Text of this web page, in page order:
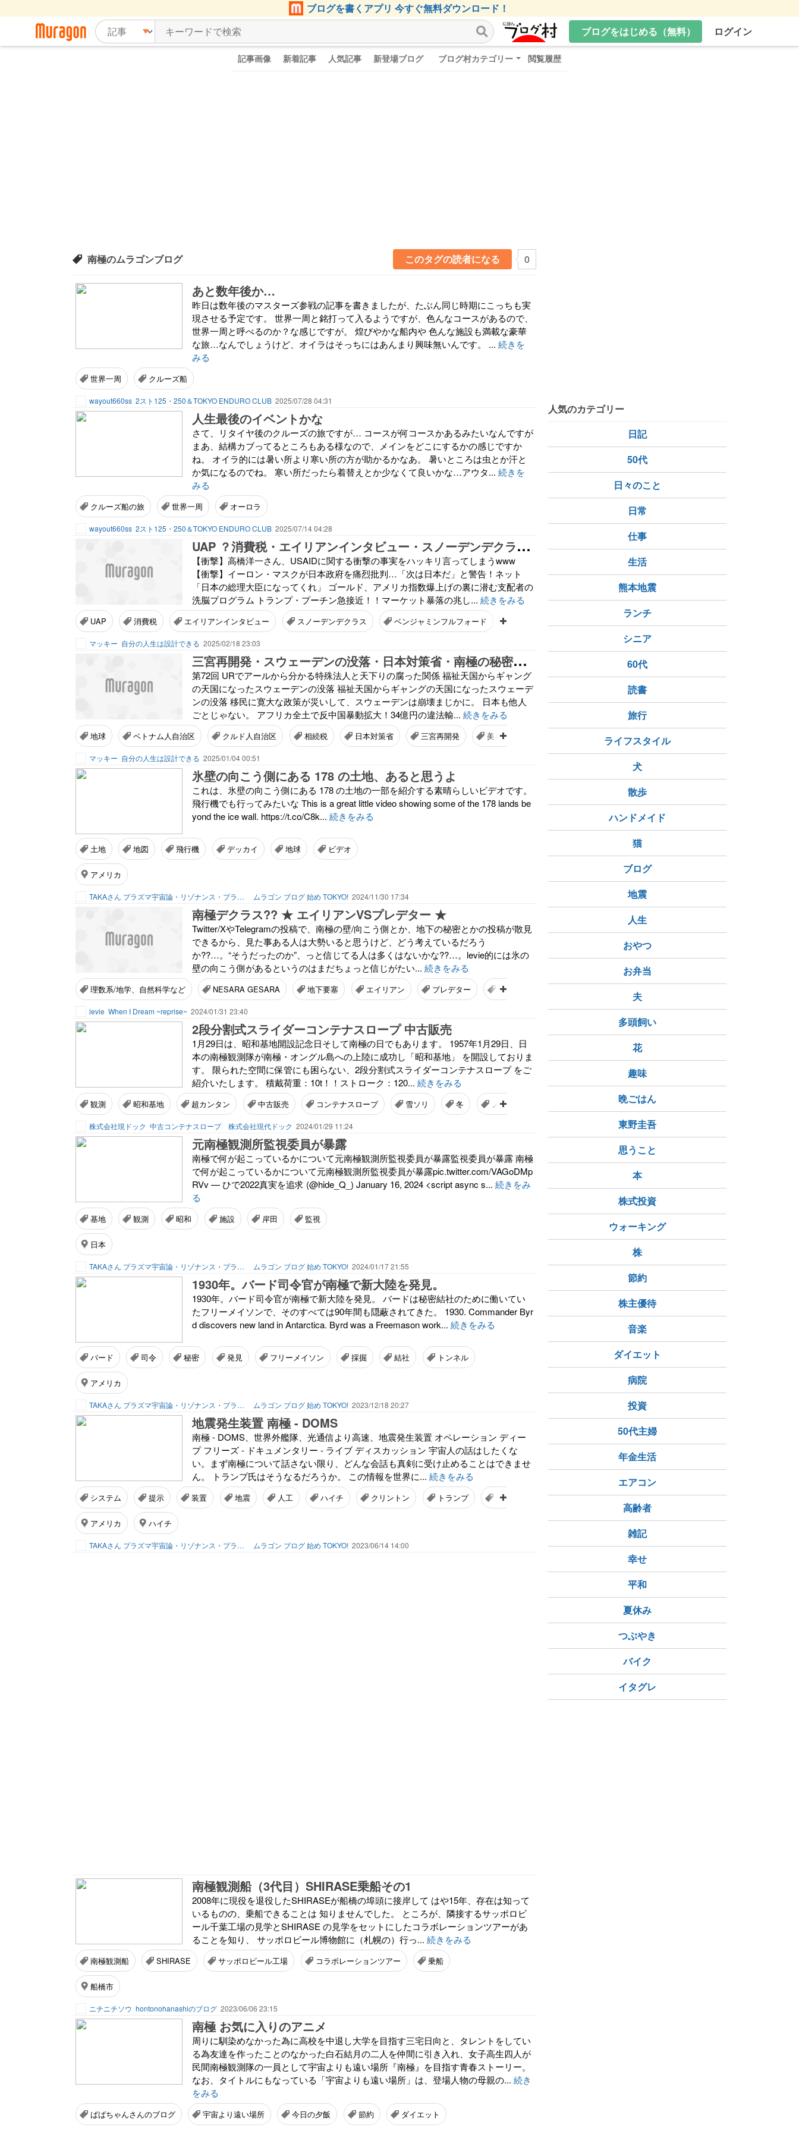
ブログを書くアプリ 今すぐ無料ダウンロード！
ブログをはじめる（無料）
ログイン
記事画像 新着記事 人気記事 新登場ブログ ブログ村カテゴリー 閲覧履歴
南極のムラゴンブログ このタグの読者になる 0
あと数年後か…
昨日は数年後のマスターズ参戦の記事を書きましたが、たぶん同じ時期にこっちも実
現させる予定です。 世界一周と銘打って入るようですが、色んなコースがあるので、
世界一周と呼べるのか？な感じですが。 煌びやかな船内や 色んな施設も満載な豪華
な旅…なんでしょうけど、オイラはそっちにはあんまり興味無いんです。 ... 続きを
みる
世界一周 クルーズ船
wayout660ss 2スト125・250＆TOKYO ENDURO CLUB 2025/07/28 04:31
人生最後のイベントかな
さて、リタイヤ後のクルーズの旅ですが… コースが何コースかあるみたいなんですが
まあ、結構カブってるところもある様なので、メインをどこにするかの感じですか
ね。 オイラ的には暑い所より寒い所の方が助かるかなあ。 暑いところは虫とか汗と
か気になるのでね。 寒い所だったら着替えとか少なくて良いかな…アウタ... 続きを
みる
クルーズ船の旅 世界一周 オーロラ
wayout660ss 2スト125・250＆TOKYO ENDURO CLUB 2025/07/14 04:28
U
AP ？消費税・エイリアンインタビュー・スノーデンデクラス・ベンジャミンフルフォード・DUMBS・南極の秘密
【衝撃】高橋洋一さん、USAIDに関する衝撃の事実をハッキリ言ってしまうwww
【衝撃】イーロン・マスクが日本政府を痛烈批判…「次は日本だ」と警告！ネット
「日本の総理大臣になってくれ」 ゴールド、アメリカ指数爆上げの裏に潜む支配者の
洗脳プログラム トランプ・プーチン急接近！！マーケット暴落の兆し... 続きをみる
UAP 消費税 エイリアンインタビュー スノーデンデクラス ベンジャミンフルフォード
マッキー 自分の人生は設計できる 2025/02/18 23:03
三
宮再開発・スウェーデンの没落・日本対策省・南極の秘密・財務省前デモライブ中継
第72回 URでアールから分かる特殊法人と天下りの腐った関係 福祉天国からギャング
の天国になったスウェーデンの没落 福祉天国からギャングの天国になったスウェーデ
ンの没落 移民に寛大な政策が災いして、スウェーデンは崩壊まじかに。 日本も他人
ごとじゃない。 アフリカ全土で反中国暴動拡大！34億円の違法輸... 続きをみる
地球 ベトナム人自治区 クルド人自治区 相続税 日本対策省 三宮再開発 美しき緑の星 デモ
マッキー 自分の人生は設計できる 2025/01/04 00:51
氷壁の向こう側にある 178 の土地、あると思うよ
これは、氷壁の向こう側にある 178 の土地の一部を紹介する素晴らしいビデオです。
飛行機でも行ってみたいな This is a great little video showing some of the 178 lands be
yond the ice wall. https://t.co/C8k... 続きをみる
土地 地図 飛行機 デッカイ 地球 ビデオ
アメリカ
TAKAさん プラズマ宇宙論・リゾナンス・プランナー ムラゴン ブログ 始め TOKYO! 2024/11/30 17:34
南極デクラス?? ★ エイリアンVSプレデター ★
Twitter/XやTelegramの投稿で、南極の壁/向こう側とか、地下の秘密とかの投稿が散見
できるから、見た事ある人は大勢いると思うけど、どう考えているだろう
か??…。“そうだったのか”、っと信じてる人は多くはないかな??…。levie的には氷の
壁の向こう側があるというのはまだちょっと信じがたい... 続きをみる
理数系/地学、自然科学など NESARA GESARA 地下要塞 エイリアン プレデター 昭和基地
levie When I Dream ~reprise~ 2024/01/31 23:40
2段分割式スライダーコンテナスロープ 中古販売
1月29日は、昭和基地開設記念日そして南極の日でもあります。 1957年1月29日、日
本の南極観測隊が南極・オングル島への上陸に成功し「昭和基地」 を開設しておりま
す。 限られた空間に保管にも困らない、2段分割式スライダーコンテナスロープ をご
紹介いたします。 積戴荷重：10t！！ストローク：120... 続きをみる
観測 昭和基地 超カンタン 中古販売 コンテナスロープ 雪ソリ 冬 ノルウェー
株式会社現ドック 中古コンテナスロープ 株式会社現代ドック 2024/01/29 11:24
元南極観測所監視委員が暴露
南極で何が起こっているかについて元南極観測所監視委員が暴露監視委員が暴露 南極
で何が起こっているかについて元南極観測所監視委員が暴露pic.twitter.com/VAGoDMp
RVv — ひで2022真実を追求 (@hide_Q_) January 16, 2024 <script async s... 続きをみ
る
基地 観測 昭和 施設 岸田 監視
日本
TAKAさん プラズマ宇宙論・リゾナンス・プランナー ムラゴン ブログ 始め TOKYO! 2024/01/17 21:55
1930年。バード司令官が南極で新大陸を発見。
1930年。バード司令官が南極で新大陸を発見。 バードは秘密結社のために働いてい
たフリーメイソンで、そのすべては90年間も隠蔽されてきた。 1930. Commander Byr
d discovers new land in Antarctica. Byrd was a Freemason work... 続きをみる
バード 司令 秘密 発見 フリーメイソン 採掘 結社 トンネル
アメリカ
TAKAさん プラズマ宇宙論・リゾナンス・プランナー ムラゴン ブログ 始め TOKYO! 2023/12/18 20:27
地震発生装置 南極 - DOMS
南極 - DOMS、世界外艦隊、光通信より高速、地震発生装置 オペレーション ディー
プ フリーズ - ドキュメンタリー - ライブ ディスカッション 宇宙人の話はしたくな
い。まず南極について話さない限り、どんな会話も真剣に受け止めることはできませ
ん。 トランプ氏はそうなるだろうか。 この情報を世界に... 続きをみる
システム 提示 装置 地震 人工 ハイチ クリントン トランプ テープ
アメリカ ハイチ
TAKAさん プラズマ宇宙論・リゾナンス・プランナー ムラゴン ブログ 始め TOKYO! 2023/06/14 14:00
南極観測船（3代目）SHIRASE乗船その1
2008年に現役を退役したSHIRASEが船橋の埠頭に接岸して はや15年、存在は知って
いるものの、乗船できることは 知りませんでした。 ところが、隣接するサッポロビ
ール千葉工場の見学とSHIRASE の見学をセットにしたコラボレーションツアーがあ
ることを知り、 サッポロビール博物館に（札幌の）行っ... 続きをみる
南極観測船 SHIRASE サッポロビール工場 コラボレーションツアー 乗船
船橋市
ニチニチソウ hontonohanashiのブログ 2023/06/06 23:15
南極 お気に入りのアニメ
周りに馴染めなかった為に高校を中退し大学を目指す三宅日向と、タレントをしてい
る為友達を作ったことのなかった白石結月の二人を仲間に引き入れ、女子高生四人が
民間南極観測隊の一員として宇宙よりも遠い場所『南極』を目指す青春ストーリー。
なお、タイトルにもなっている「宇宙よりも遠い場所」は、登場人物の母親の... 続き
をみる
ばばちゃんさんのブログ 宇宙より遠い場所 今日の夕飯 節約 ダイエット
人気のカテゴリー
日記
50代
日々のこと
日常
仕事
生活
熊本地震
ランチ
シニア
60代
読書
旅行
ライフスタイル
犬
散歩
ハンドメイド
猫
ブログ
地震
人生
おやつ
お弁当
夫
多頭飼い
花
趣味
晩ごはん
東野圭吾
思うこと
本
株式投資
ウォーキング
株
節約
株主優待
音楽
ダイエット
病院
投資
50代主婦
年金生活
エアコン
高齢者
雑記
幸せ
平和
夏休み
つぶやき
バイク
イタグレ